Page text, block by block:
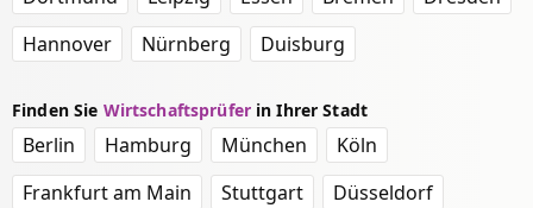
Hannover
Nürnberg Duisburg
Finden Sie Wirtschaftsprüferin Ihrer Stadt
Berlin Hamburg München
Köln
Frankfurt am Main
Stuttgart
Düsseldorf